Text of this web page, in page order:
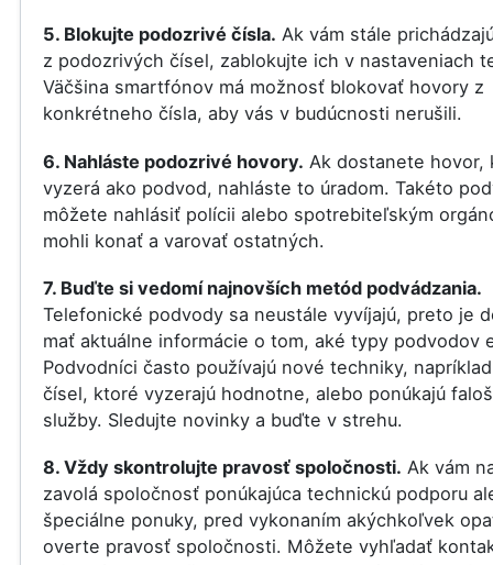
5. Blokujte podozrivé čísla. Ak vám stále
z podozrivých čísel, zablokujte ich v nastaveniach
Väčšina smartfónov má možnosť blokovať hovory z
konkrétneho čísla, aby vás v budúcnosti nerušili.
6. Nahláste podozrivé hovory. Ak dostanete hovor,
vyzerá ako podvod, nahláste to úradom. Takéto
môžete nahlásiť polícii alebo spotrebiteľským
mohli konať a varovať ostatných.
7. Buďte si vedomí najnovších metód podvádzania.
Telefonické podvody sa neustále vyvíjajú, preto je
mať aktuálne informácie o tom, aké typy podvodov
Podvodníci často používajú nové techniky,
čísel, ktoré vyzerajú hodnotne, alebo ponúkajú
služby. Sledujte novinky a buďte v strehu.
8. Vždy skontrolujte pravosť spoločnosti. Ak vám
zavolá spoločnosť ponúkajúca technickú podporu
špeciálne ponuky, pred vykonaním akýchkoľvek
overte pravosť spoločnosti. Môžete vyhľadať